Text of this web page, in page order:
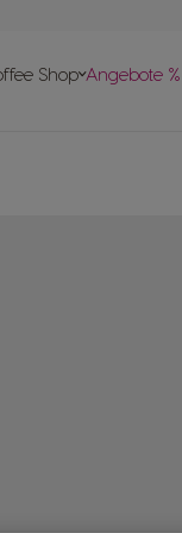
Shop Angebote %